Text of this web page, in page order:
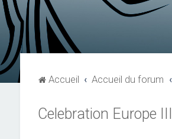
Accueil Accueil du forum
Celebration Europe